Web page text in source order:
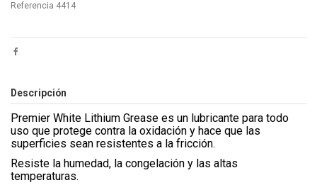
Referencia 4414
Descripción
Premier White Lithium Grease es un lubricante para todo
uso que protege contra la oxidación y hace que las
superficies sean resistentes a la fricción.
Resiste la humedad, la congelación y las altas
temperaturas.